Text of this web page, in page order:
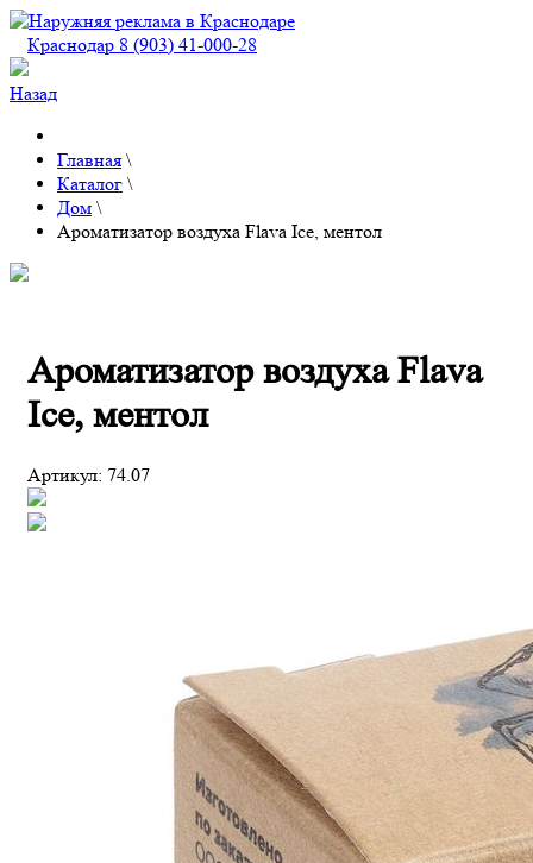
Краснодар 8 (903) 41-000-28
Назад
Главная \
Каталог \
Дом \
Ароматизатор воздуха Flava Ice, ментол
Ароматизатор воздуха Flava
Ice, ментол
Артикул: 74.07